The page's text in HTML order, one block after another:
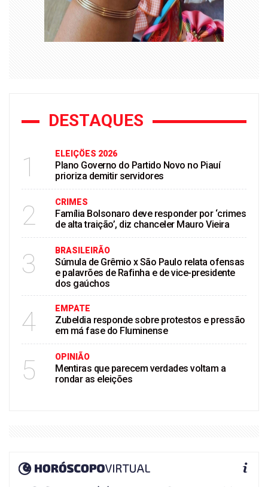
DESTAQUES
1 ELEIÇÖES 2026
Plano Governo do Partido Novo no Piauí
prioriza demitir servidores
2 CRIMES
Família Bolsonaro deve responder por ‘crimes
de alta traição’, diz chanceler Mauro Vieira
3 BRASILEIRÃO
Súmula de Grêmio x São Paulo relata ofensas
e palavrões de Rafinha e de vice-presidente
dos gaúchos
4 EMPATE
Zubeldia responde sobre protestos e pressão
em má fase do Fluminense
5 OPINIÃO
Mentiras que parecem verdades voltam a
rondar as eleições